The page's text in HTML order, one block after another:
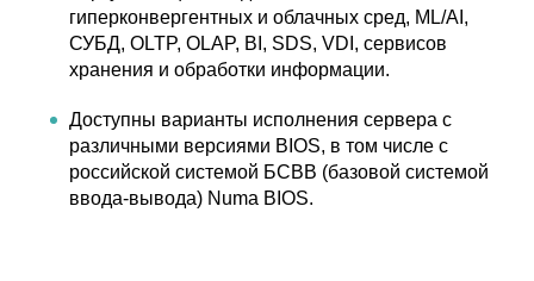
гиперконвергентных и облачных сред, ML/AI,
СУБД, OLTP, OLAP, BI, SDS, VDI, сервисов
хранения и обработки информации.
Доступны варианты исполнения сервера с
различными версиями BIOS, в том числе с
российской системой БСВВ (базовой системой
ввода-вывода) Numa BIOS.